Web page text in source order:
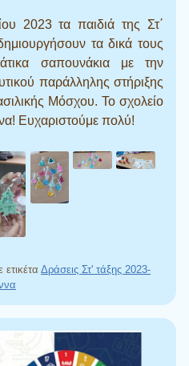
2023 τα παιδιά της Στ΄
τα δικά τους
σαπουνάκια με την
παράλληλης στήριξης
Μόσχου. Το σχολείο
Ευχαριστούμε πολύ!
ετικέτα Δράσεις Στ' τάξης 2023-